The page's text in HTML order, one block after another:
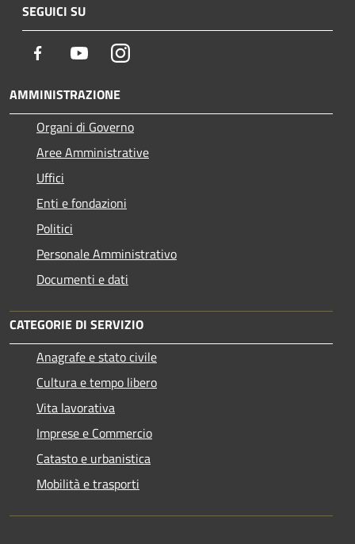
SEGUICI SU
Facebook YoutubeInstagram
AMMINISTRAZIONE
Organi di Governo
Aree Amministrative
Uffici
Enti e fondazioni
Politici
Personale Amministrativo
Documenti e dati
CATEGORIE DI SERVIZIO
Anagrafe e stato civile
Cultura e tempo libero
Vita lavorativa
Imprese e Commercio
Catasto e urbanistica
Mobilità e trasporti